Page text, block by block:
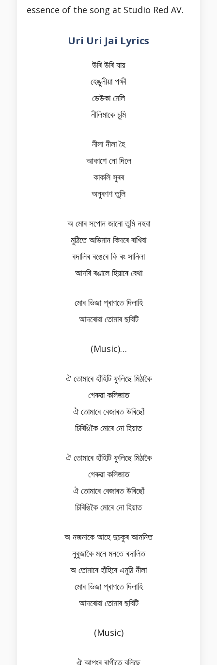
essence of the song at Studio Red AV.
Uri Uri Jai Lyrics
উৰি উৰি যায়
হেঙুলীয়া পক্ষী
ডেউকা মেলি
নীলিমাকে চুমি
নীলা নীলা হৈ
আকাশে নো দিলে
কাকলি সুৰৰ
অনুৰণণ তুলি
অ মোৰ সপোন জানো তুমি নহবা
মুঠিতে অভিমান কিদৰে ৰাখিবা
ৰদালিৰ ৰঙেৰে কি ৰং সানিলা
আদৰি ৰঙালে হিয়াৰে বেথা
মোৰ ভিজা প্ৰাণতে দিলাহি
আদৰোৱা তোমাৰ ছবিটি
(Music)…
ঐ তোমাৰে হাঁহিটি ফুলিছে মিঠাকৈ
গেৰুৱা কলিজাত
ঐ তোমাৰে বেজাৰত উৰিছোঁ
চিৰিঙিকৈ মোৰে নো হিয়াত
ঐ তোমাৰে হাঁহিটি ফুলিছে মিঠাকৈ
গেৰুৱা কলিজাত
ঐ তোমাৰে বেজাৰত উৰিছোঁ
চিৰিঙিকৈ মোৰে নো হিয়াত
অ নজনাকে আহে দুচকুৰ আমনিত
নুবুজাকৈ মনে মনতে ৰদালিত
অ তোমাৰে হাঁহিৰে এমুঠি নীলা
মোৰ ভিজা প্ৰাণতে দিলাহি
আদৰোৱা তোমাৰ ছবিটি
(Music)
ঐ আপংৰ ৰাগীতে বলিছে